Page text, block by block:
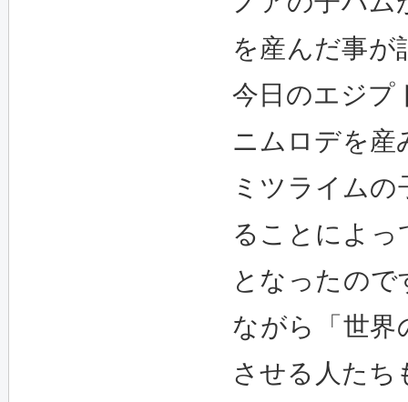
を産んだ事が
今日のエジプ
ニムロデを産
ミツライム
ることによっ
となったの
ながら「世界
させる人たち